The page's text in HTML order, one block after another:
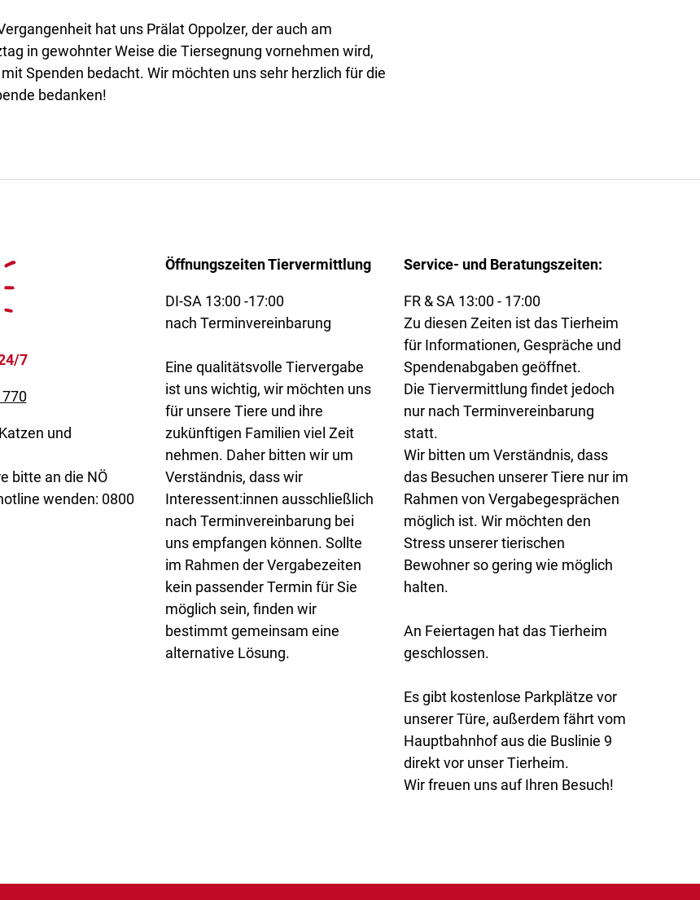
hat uns Prälat Oppolzer, der auch am
in gewohnter Weise die Tiersegnung vornehmen wird,
Spenden bedacht. Wir möchten uns sehr herzlich für die
bedanken!
7
und
bitte an die NÖ
wenden: 0800
Öffnungszeiten Tiervermittlung
DI-SA 13:00 -17:00
nach Terminvereinbarung
Eine qualitätsvolle Tiervergabe
ist uns wichtig, wir möchten uns
für unsere Tiere und ihre
zukünftigen Familien viel Zeit
nehmen. Daher bitten wir um
Verständnis, dass wir
Interessent:innen ausschließlich
nach Terminvereinbarung bei
uns empfangen können. Sollte
im Rahmen der Vergabezeiten
kein passender Termin für Sie
möglich sein, finden wir
bestimmt gemeinsam eine
alternative Lösung.
Service- und Beratungszeiten:
FR & SA 13:00 - 17:00
Zu diesen Zeiten ist das Tierheim
für Informationen, Gespräche und
Spendenabgaben geöffnet.
Die Tiervermittlung findet jedoch
nur nach Terminvereinbarung
statt.
Wir bitten um Verständnis, dass
das Besuchen unserer Tiere nur im
Rahmen von Vergabegesprächen
möglich ist. Wir möchten den
Stress unserer tierischen
Bewohner so gering wie möglich
halten.
An Feiertagen hat das Tierheim
geschlossen.
Es gibt kostenlose Parkplätze vor
unserer Türe, außerdem fährt vom
Hauptbahnhof aus die Buslinie 9
direkt vor unser Tierheim.
Wir freuen uns auf Ihren Besuch!